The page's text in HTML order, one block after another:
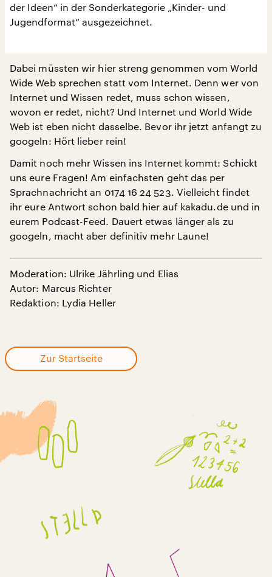
der Ideen“ in der Sonderkategorie „Kinder- und
Jugendformat“ ausgezeichnet.
Dabei müssten wir hier streng genommen vom World
Wide Web sprechen statt vom Internet. Denn wer von
Internet und Wissen redet, muss schon wissen,
wovon er redet, nicht? Und Internet und World Wide
Web ist eben nicht dasselbe. Bevor ihr jetzt anfangt zu
googeln: Hört lieber rein!
Damit noch mehr Wissen ins Internet kommt: Schickt
uns eure Fragen! Am einfachsten geht das per
Sprachnachricht an 0174 16 24 523. Vielleicht findet
ihr eure Antwort schon bald hier auf kakadu.de und in
eurem Podcast-Feed. Dauert etwas länger als zu
googeln, macht aber definitiv mehr Laune!
Moderation: Ulrike Jährling und Elias
Autor: Marcus Richter
Redaktion: Lydia Heller
Zur Startseite